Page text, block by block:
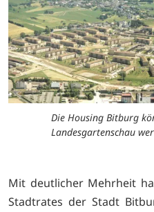
Die Housing Bitburg
Landesgartenschau
Mit deutlicher Mehrheit
Stadtrates der Stadt